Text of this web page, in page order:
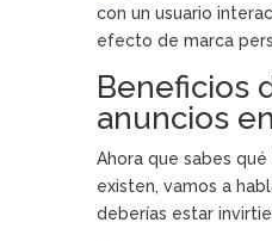
Beneficios
anuncios
Ahora que sabes
existen, vamos a
deberías estar